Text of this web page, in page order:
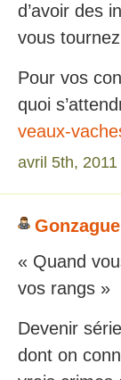
d’avoir des
vous
Pour vos
quoi
veaux-
avril 5th,
Gonzague
« Quand
vos rangs »
Devenir
dont on